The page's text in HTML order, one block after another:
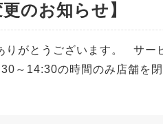
のお知らせ】
りがとうございます。 サー
～14:30の時間のみ店舗を